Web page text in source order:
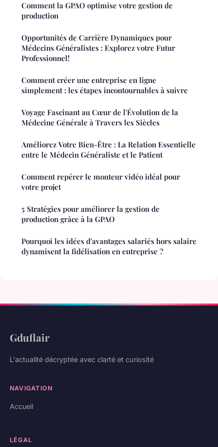
Comment la GPAO optimise votre gestion de
production
Opportunités de Carrière Dynamiques pour
Médecins Généralistes : Explorez votre Futur
Professionnel!
Comment créer une entreprise en ligne
simplement : les étapes incontournables à suivre
Voyage Fascinant au Cœur de l'Évolution de la
Médecine Générale à Travers les Siècles
Améliorez Votre Bien-Être : La Relation Essentielle
entre le Médecin Généraliste et le Patient
Comment repérer le monteur vidéo idéal pour
votre projet
5 Stratégies pour améliorer la gestion de
production grâce à la GPAO
Pourquoi les idées d'avantages salariés hors salaire
dynamisent la fidélisation en entreprise ?
Gduflair
L'actualité décryptée avec clarté et curiosité
NAVIGATION
Accueil
LÉGAL